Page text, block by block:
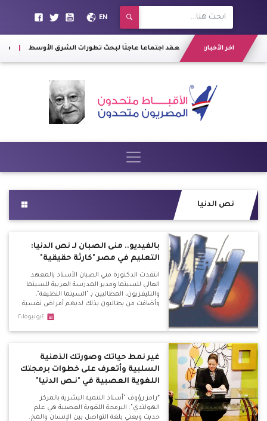
EN
اخر الأخبار:"الناتو" يعقد اجتماعا عاجلًا لبحث تطورات الشرق الأوسط
نص الدنيا
بالفيديو.. منى الصبان لـ نص الدنيا:
التعليم في مصر "كارثة حقيقية"
انتقدت الدكتورة مني الصبان الأستاذ بالمعهد
العالي للسينما ومدير المدرسة العربية للسينما
والتليفزيون، المطالبين بـ "السينما النظيفة"،
وأضافت من يطالبون بذلك لديهم أمراض نفسية
٤يونيو٢٠١٥
غير نمط حياتك وصورتك الذهنية
السلبية وأتعرف على خطوات برمجتك
اللغوية العصبية في "نـص الدنيا"
*رامز رؤوف "أستاذ التنمية البشرية بالمركز
الهولندي": البرمجة اللغوية العصبية هي علم
حديث ويعني بلغة التواصل بين الإنسان والمخ.